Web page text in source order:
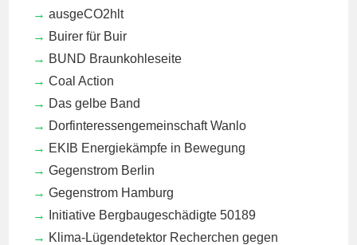
ausgeCO2hlt
Buirer für Buir
BUND Braunkohleseite
Coal Action
Das gelbe Band
Dorfinteressengemeinschaft Wanlo
EKIB Energiekämpfe in Bewegung
Gegenstrom Berlin
Gegenstrom Hamburg
Initiative Bergbaugeschädigte 50189
Klima-Lügendetektor Recherchen gegen